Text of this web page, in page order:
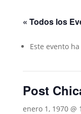
« Todos los
Este evento
Post
enero 1, 1970 @